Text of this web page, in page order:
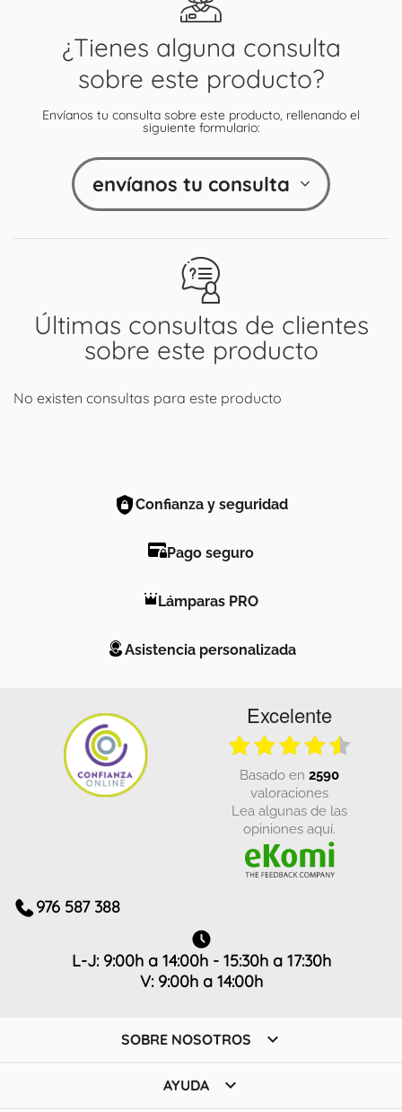
Últimas consultas de clientes
sobre este producto
No existen consultas para este producto
¿Tienes alguna consulta
sobre este producto?
Envíanos tu consulta sobre este producto, rellenando el
siguiente formulario:
envíanos tu consulta
Confianza y seguridad
Pago seguro
Lámparas PRO
Asistencia personalizada
Excelente
basado en 2590
valoraciones
Lea algunas de las
opiniones aquí.
976 587 388
L-J: 9:00h a 14:00h - 15:30h a 17:30h
V: 9:00h a 14:00h
SOBRE NOSOTROS 
AYUDA 